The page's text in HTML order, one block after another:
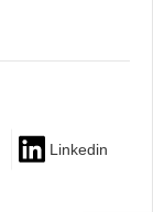
Linkedin